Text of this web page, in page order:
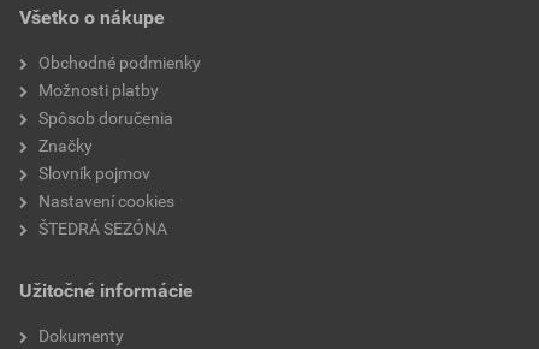
Všetko o nákupe
Obchodné podmienky
Možnosti platby
Spôsob doručenia
Značky
Slovník pojmov
Nastavení cookies
ŠTEDRÁ SEZÓNA
Užitočné informácie
Dokumenty